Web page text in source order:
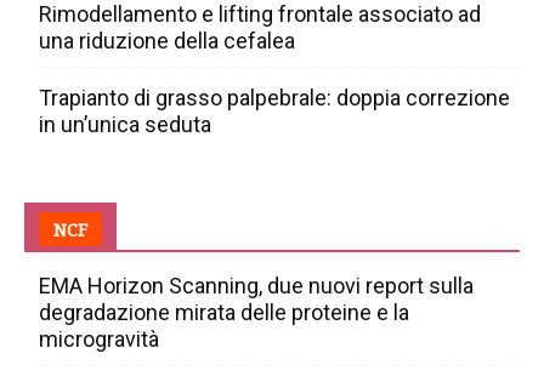
Rimodellamento e lifting frontale associato ad
una riduzione della cefalea
Trapianto di grasso palpebrale: doppia correzione
in un’unica seduta
NCF
EMA Horizon Scanning, due nuovi report sulla
degradazione mirata delle proteine e la
microgravità